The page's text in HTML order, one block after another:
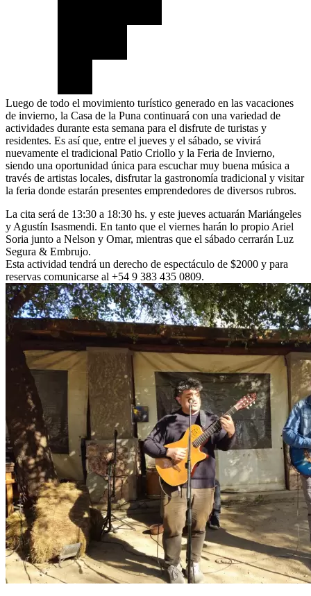
Luego de todo el movimiento turístico generado en las vacaciones
de invierno, la Casa de la Puna continuará con una variedad de
actividades durante esta semana para el disfrute de turistas y
residentes. Es así que, entre el jueves y el sábado, se vivirá
nuevamente el tradicional Patio Criollo y la Feria de Invierno,
siendo una oportunidad única para escuchar muy buena música a
través de artistas locales, disfrutar la gastronomía tradicional y visitar
la feria donde estarán presentes emprendedores de diversos rubros.
La cita será de 13:30 a 18:30 hs. y este jueves actuarán Mariángeles
y Agustín Isasmendi. En tanto que el viernes harán lo propio Ariel
Soria junto a Nelson y Omar, mientras que el sábado cerrarán Luz
Segura & Embrujo.
Esta actividad tendrá un derecho de espectáculo de $2000 y para
reservas comunicarse al +54 9 383 435 0809.